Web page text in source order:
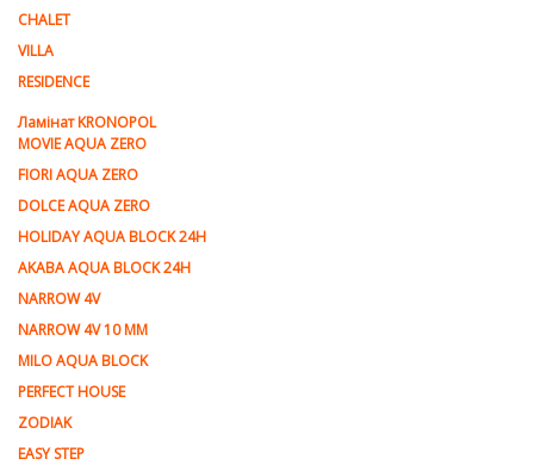
CHALET
VILLA
RESIDENCE
Ламiнат KRONOPOL
MOVIE AQUA ZERO
FIORI AQUA ZERO
DOLCE AQUA ZERO
HOLIDAY AQUA BLOCK 24H
AKABA AQUA BLOCK 24H
NARROW 4V
NARROW 4V 10 MM
MILO AQUA BLOCK
PERFECT HOUSE
ZODIAK
EASY STEP